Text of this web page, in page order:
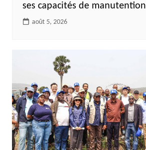
ses capacités de manutention
août 5, 2026